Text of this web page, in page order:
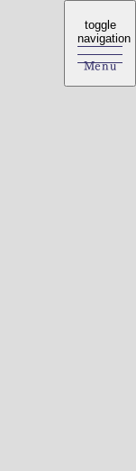
toggle
navigation
Menu
toggle
navigation
Menu